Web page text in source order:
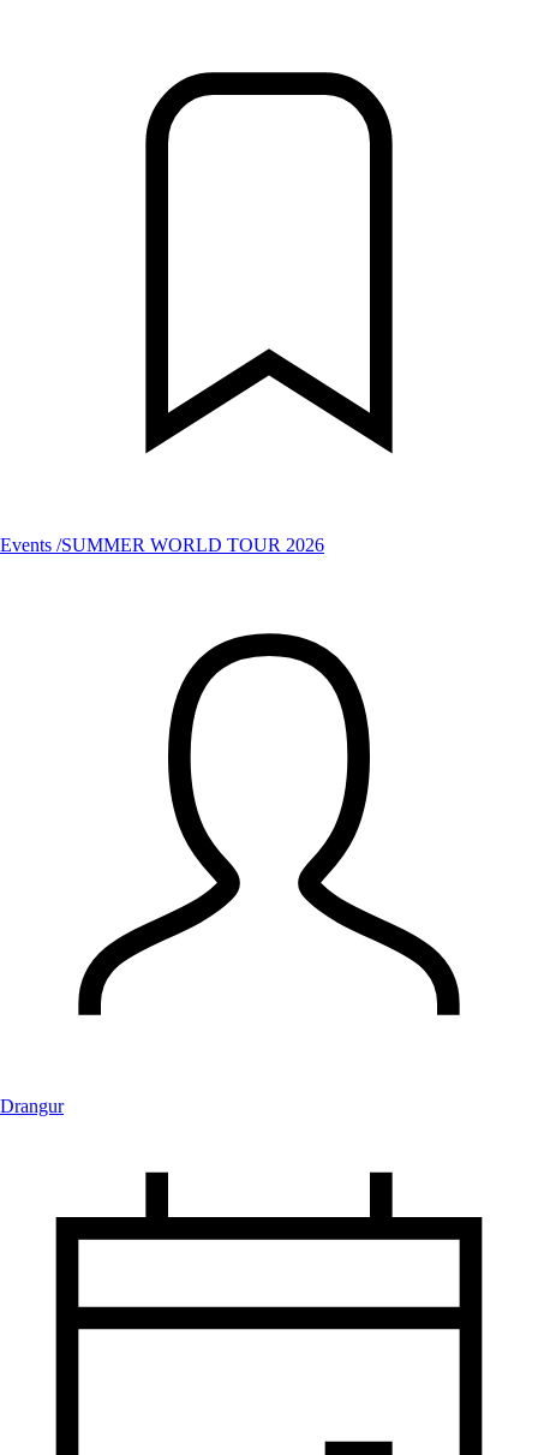
Events /SUMMER WORLD TOUR 2026
Drangur